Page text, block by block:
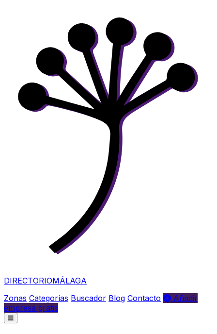
DIRECTORIOMÁLAGA
Zonas Categorías Buscador Blog Contacto
Añadir
empresa gratis